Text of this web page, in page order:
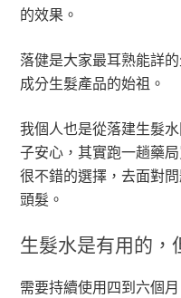
的效果。
落健是大家最耳熟能詳
成分生髮產品的始祖。
我個人也是從落建生髮
子安心，其實跑一趟藥
很不錯的選擇，去面對
頭髮。
生髮水是有用的，
需要持續使用四到六個